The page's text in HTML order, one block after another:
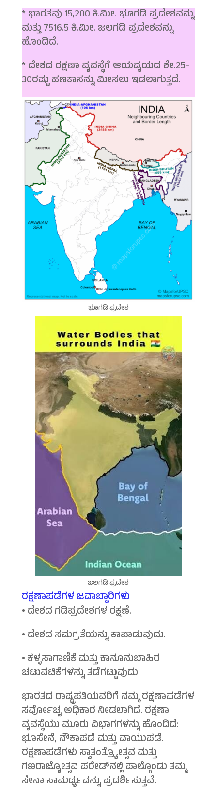
* ಭಾರತವು 15,200 ಕಿ.ಮೀ. ಭೂಗಡಿ ಪ್ರದೇಶವನ್ನು
ಮತ್ತು 7516.5 ಕಿ.ಮೀ. ಜಲಗಡಿ ಪ್ರದೇಶವನ್ನು
ಹೊಂದಿದೆ.
* ದೇಶದ ರಕ್ಷಣಾ ವ್ಯವಸ್ಥೆಗೆ ಆಯವ್ಯಯದ ಶೇ.25-
30ರಷ್ಟು ಹಣಕಾಸನ್ನು ಮೀಸಲು ಇಡಲಾಗುತ್ತದೆ.
ಭೂಗಡಿ ಪ್ರದೇಶ
ಜಲಗಡಿ ಪ್ರದೇಶ
ರಕ್ಷಣಾಪಡೆಗಳ ಜವಾಬ್ದಾರಿಗಳು
• ದೇಶದ ಗಡಿಪ್ರದೇಶಗಳ ರಕ್ಷಣೆ.
• ದೇಶದ ಸಮಗ್ರತೆಯನ್ನು ಕಾಪಾಡುವುದು.
•ಕಳ್ಳಸಾಗಾಣಿಕೆ ಮತ್ತು ಕಾನೂನುಬಾಹಿರ
ಚಟುವಟಿಕೆಗಳನ್ನು ತಡೆಗಟ್ಟುವುದು.
ಭಾರತದ ರಾಷ್ಟ್ರಪತಿಯವರಿಗೆ ನಮ್ಮ ರಕ್ಷಣಾಪಡೆಗಳ
ಸರ್ವೋಚ್ಚ ಅಧಿಕಾರ ನೀಡಲಾಗಿದೆ. ರಕ್ಷಣಾ
ವ್ಯವಸ್ಥೆಯು ಮೂರು ವಿಭಾಗಗಳನ್ನು ಹೊಂದಿದೆ:
ಭೂಸೇನೆ, ನೌಕಾಪಡೆ ಮತ್ತು ವಾಯುಪಡೆ.
ರಕ್ಷಣಾಪಡೆಗಳು ಸ್ವಾತಂತ್ರ್ಯೋತ್ಸವ ಮತ್ತು
ಗಣರಾಜ್ಯೋತ್ಸವ ಪರೇಡ್‍ನಲ್ಲಿ ಪಾಲ್ಗೊಂಡು ತಮ್ಮ
ಸೇನಾ ಸಾಮರ್ಥ್ಯವನ್ನು ಪ್ರದರ್ಶಿಸುತ್ತವೆ.